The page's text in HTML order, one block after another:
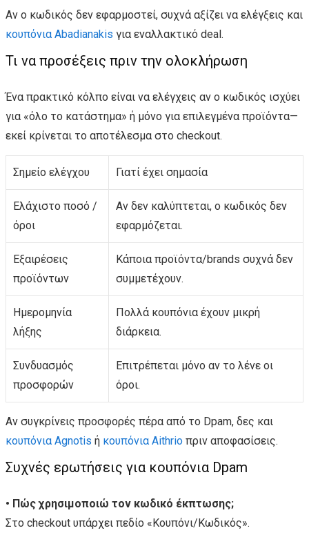
Αν ο κωδικός δεν εφαρμοστεί, συχνά αξίζει να ελέγξεις και
κουπόνια Abadianakis για εναλλακτικό deal.
Τι να προσέξεις πριν την ολοκλήρωση
Ένα πρακτικό κόλπο είναι να ελέγχεις αν ο κωδικός ισχύει
για «όλο το κατάστημα» ή μόνο για επιλεγμένα προϊόντα—
εκεί κρίνεται το αποτέλεσμα στο checkout.
Σημείο ελέγχου Γιατί έχει σημασία
Ελάχιστο ποσό /
όροι
Αν δεν καλύπτεται, ο κωδικός δεν
εφαρμόζεται.
Εξαιρέσεις
προϊόντων
Κάποια προϊόντα/brands συχνά δεν
συμμετέχουν.
Ημερομηνία
λήξης
Πολλά κουπόνια έχουν μικρή
διάρκεια.
Συνδυασμός
προσφορών
Επιτρέπεται μόνο αν το λένε οι
όροι.
Αν συγκρίνεις προσφορές πέρα από το Dpam, δες και
κουπόνια Agnotis ή κουπόνια Aithrio πριν αποφασίσεις.
Συχνές ερωτήσεις για κουπόνια Dpam
• Πώς χρησιμοποιώ τον κωδικό έκπτωσης;
Στο checkout υπάρχει πεδίο «Κουπόνι/Κωδικός».